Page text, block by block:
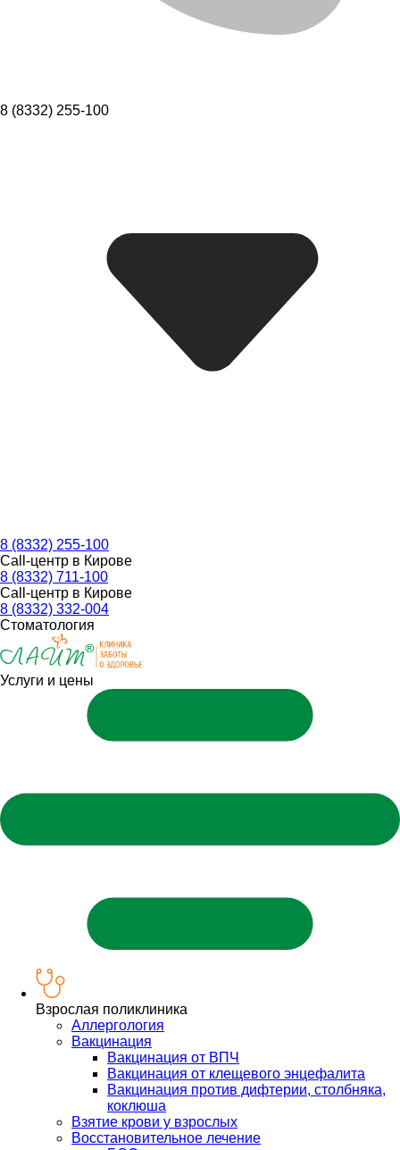
8 (8332) 255-100
8 (8332) 255-100
Call-центр в Кирове
8 (8332) 711-100
Call-центр в Кирове
8 (8332) 332-004
Стоматология
Услуги и цены
Взрослая поликлиника
Аллергология
Вакцинация
Вакцинация от ВПЧ
Вакцинация от клещевого энцефалита
Вакцинация против дифтерии, столбняка,
коклюша
Взятие крови у взрослых
Восстановительное лечение